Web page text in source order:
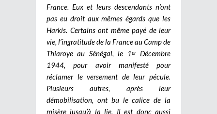
France. Eux et leurs descendants n’ont
pas eu droit aux mêmes égards que les
Harkis. Certains ont même payé de leur
vie, l’ingratitude de la France au Camp de
Thiaroye au Sénégal, le 1erDécembre
1944, pour avoir manifesté pour
réclamer le versement de leur pécule.
Plusieurs autres, après leur
démobilisation, ont bu le calice de la
misère jusqu’à la lie. Il est donc aussi